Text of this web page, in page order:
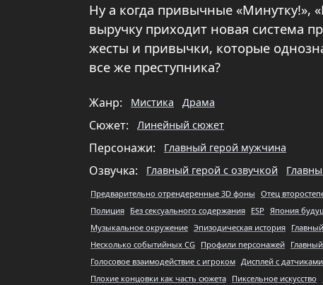
Ну а когда привычные «Минутку!»,
выручку приходит новая система
жесты и привычки, которые
все же преступника?
Жанр: Мистика Драма
Сюжет: Линейный сюжет
Персонажи: Главный герой мужчина
Озвучка: Главный герой с озвучкой
Предварительно отрендеренные 3D фоны Отец
Полиция Без сексуального содержания ESP Япония
Музыкальное окружение Эпизодическая история
Несколько событийных CG Профили персонажей
Голосовое взаимодействие с игроком Дисплей с датчиками
Плохие концовки как часть сюжета Пиксельное искусство